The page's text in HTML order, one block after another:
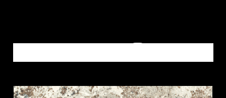
Altri prodotti GRANITI